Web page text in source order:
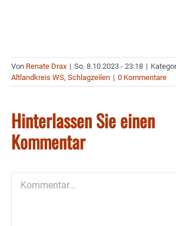
Von Renate Drax | So. 8.10.2023 - 23:18 |
Altlandkreis WS, Schlagzeilen | 0 Kommentare
Hinterlassen Sie einen
Kommentar